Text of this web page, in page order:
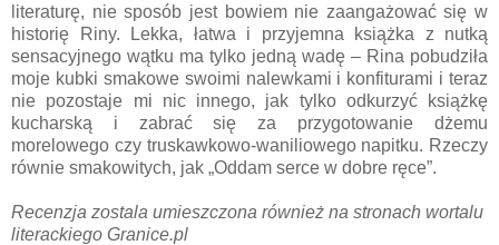
literaturę, nie sposób jest bowiem nie zaangażować się w
historię Riny. Lekka, łatwa i przyjemna książka z nutką
sensacyjnego wątku ma tylko jedną wadę – Rina pobudziła
moje kubki smakowe swoimi nalewkami i konfiturami i teraz
nie pozostaje mi nic innego, jak tylko odkurzyć książkę
kucharską i zabrać się za przygotowanie dżemu
morelowego czy truskawkowo-waniliowego napitku. Rzeczy
równie smakowitych, jak „Oddam serce w dobre ręce”.
Recenzja zostala umieszczona również na stronach wortalu
literackiego Granice.pl